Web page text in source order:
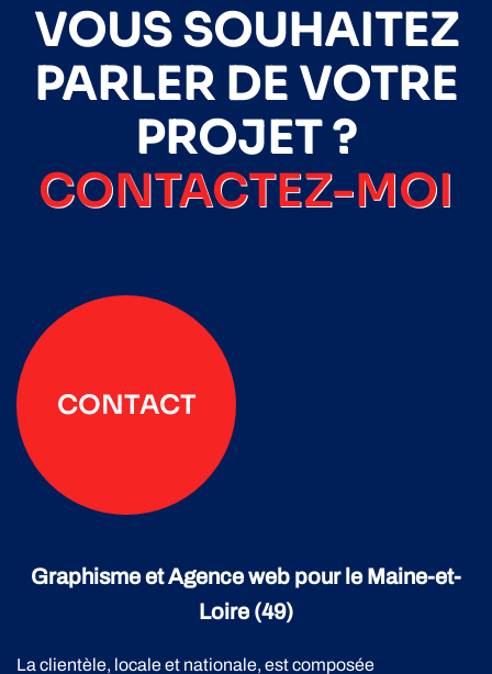
VOUS SOUHAITEZ
PARLER DE VOTRE
PROJET ?
CONTACTEZ-MOI
CONTACT
Graphisme et Agence web pour le Maine-et-
Loire (49)
La clientèle, locale et nationale, est composée